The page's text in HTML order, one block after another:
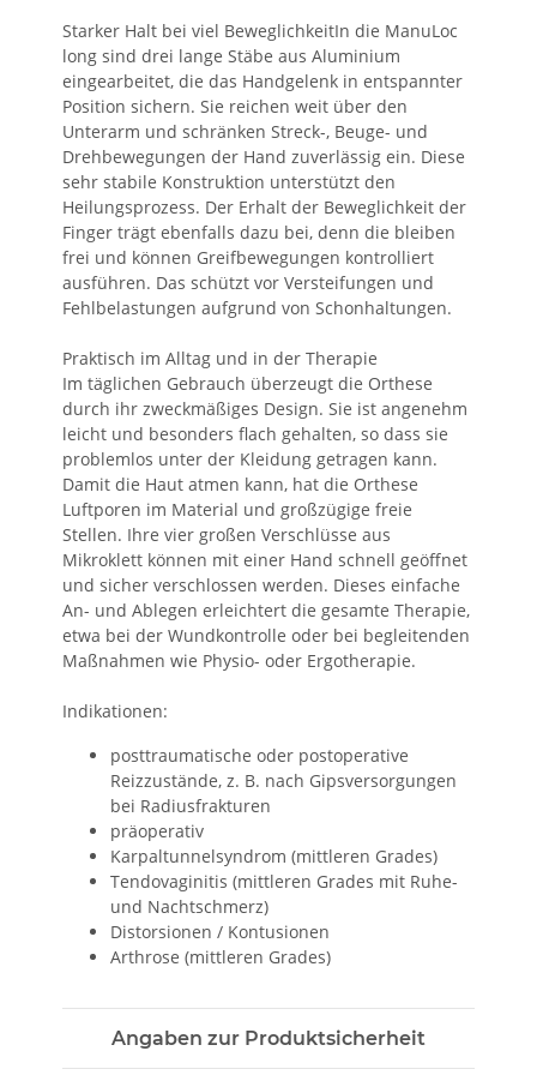
Starker Halt bei viel BeweglichkeitIn die ManuLoc
long sind drei lange Stäbe aus Aluminium
eingearbeitet, die das Handgelenk in entspannter
Position sichern. Sie reichen weit über den
Unterarm und schränken Streck-, Beuge- und
Drehbewegungen der Hand zuverlässig ein. Diese
sehr stabile Konstruktion unterstützt den
Heilungsprozess. Der Erhalt der Beweglichkeit der
Finger trägt ebenfalls dazu bei, denn die bleiben
frei und können Greifbewegungen kontrolliert
ausführen. Das schützt vor Versteifungen und
Fehlbelastungen aufgrund von Schonhaltungen.
Praktisch im Alltag und in der Therapie
Im täglichen Gebrauch überzeugt die Orthese
durch ihr zweckmäßiges Design. Sie ist angenehm
leicht und besonders flach gehalten, so dass sie
problemlos unter der Kleidung getragen kann.
Damit die Haut atmen kann, hat die Orthese
Luftporen im Material und großzügige freie
Stellen. Ihre vier großen Verschlüsse aus
Mikroklett können mit einer Hand schnell geöffnet
und sicher verschlossen werden. Dieses einfache
An- und Ablegen erleichtert die gesamte Therapie,
etwa bei der Wundkontrolle oder bei begleitenden
Maßnahmen wie Physio- oder Ergotherapie.
Indikationen:
posttraumatische oder postoperative
Reizzustände, z. B. nach Gipsversorgungen
bei Radiusfrakturen
präoperativ
Karpaltunnelsyndrom (mittleren Grades)
Tendovaginitis (mittleren Grades mit Ruhe-
und Nachtschmerz)
Distorsionen / Kontusionen
Arthrose (mittleren Grades)
Angaben zur Produktsicherheit